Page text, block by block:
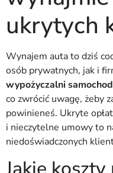
ukrytych
Wynajem auta to dziś
osób prywatnych, jak i
wypożyczalni
co zwrócić uwagę, żeby
powinieneś. Ukryte
i nieczytelne umowy to
niedoświadczonych